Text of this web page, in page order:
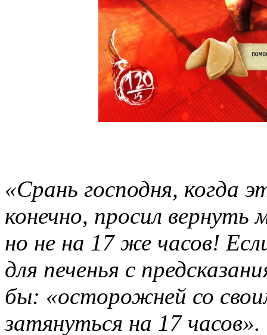
«Срань господня, когда
конечно, просил вернуть
но не на 17 же часов!
для печенья с
бы: «осторожней со
затянуться на 17 часов».